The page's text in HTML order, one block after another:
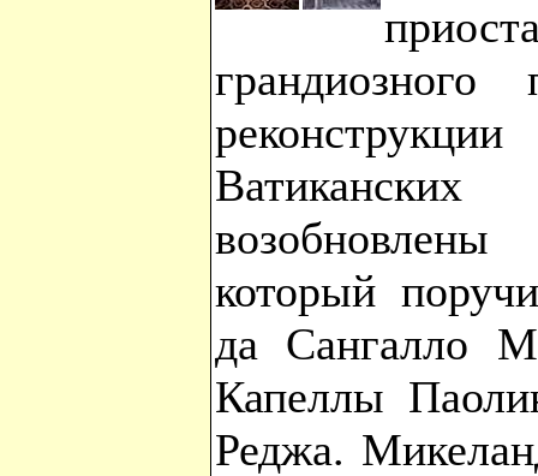
который
да Сангалло
Капеллы
Реджа.